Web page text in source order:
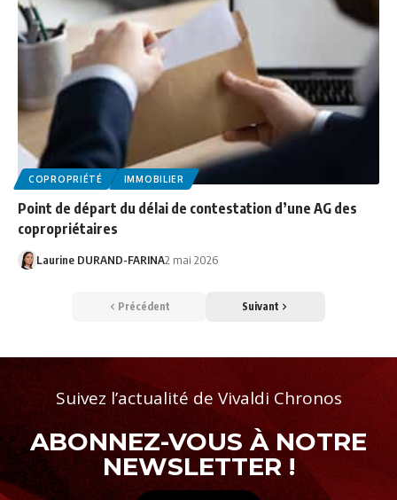
COPROPRIÉTÉ IMMOBILIER
Point de départ du délai de contestation d’une AG des
copropriétaires
Laurine DURAND-FARINA2 mai 2026
Précédent Suivant
Suivez l’actualité de Vivaldi Chronos
ABONNEZ-VOUS À NOTRE
NEWSLETTER !